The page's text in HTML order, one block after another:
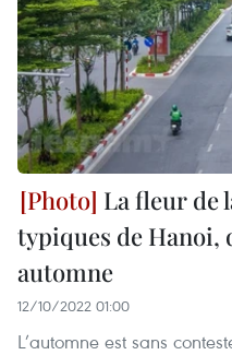
La fleur de
typiques de Hanoi,
automne
12/10/2022 01:00
L’automne est sans